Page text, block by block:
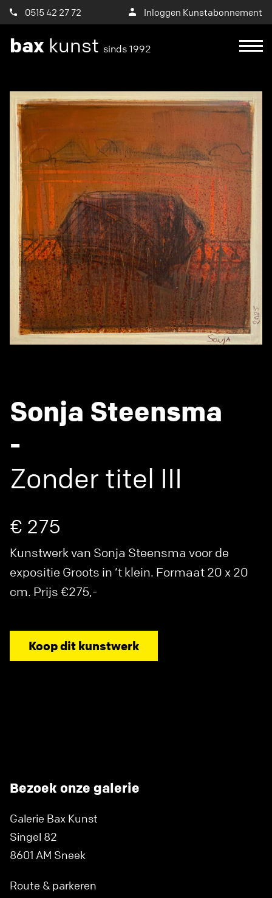
0515 42 27 72 Inloggen Kunstabonnement
bax kunst sinds 1992
Sonja Steensma
-
Zonder titel III
€ 275
Kunstwerk van Sonja Steensma voor de
expositie Groots in ‘t klein. Formaat 20 x 20
cm. Prijs €275,-
Koop dit kunstwerk
Bezoek onze galerie
Galerie Bax Kunst
Singel 82
8601 AM Sneek
Route & parkeren